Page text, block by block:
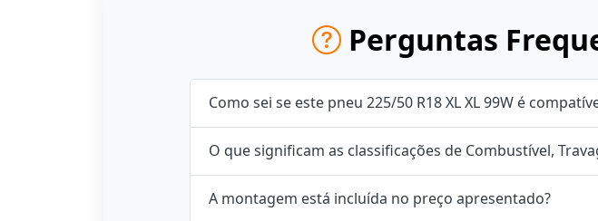
Perguntas
Como sei se este pneu 225/50 R18 XL XL 99W é
O que significam as classificações de Combustível,
A montagem está incluída no preço apresentado?